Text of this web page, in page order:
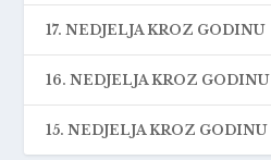
17. NEDJELJA KROZ GODINU
16. NEDJELJA KROZ GODINU
15. NEDJELJA KROZ GODINU